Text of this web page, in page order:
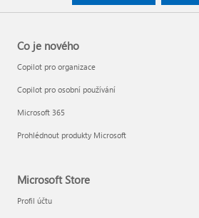
Co je nového
Copilot pro organizace
Copilot pro osobní používání
Microsoft 365
Prohlédnout produkty Microsoft
Microsoft Store
Profil účtu